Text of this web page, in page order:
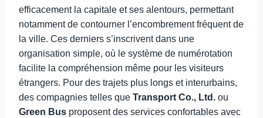
efficacement la capitale et ses alentours, permettant
notamment de contourner l’encombrement fréquent de
la ville. Ces derniers s’inscrivent dans une
organisation simple, où le système de numérotation
facilite la compréhension même pour les visiteurs
étrangers. Pour des trajets plus longs et interurbains,
des compagnies telles que Transport Co., Ltd. ou
Green Bus proposent des services confortables avec